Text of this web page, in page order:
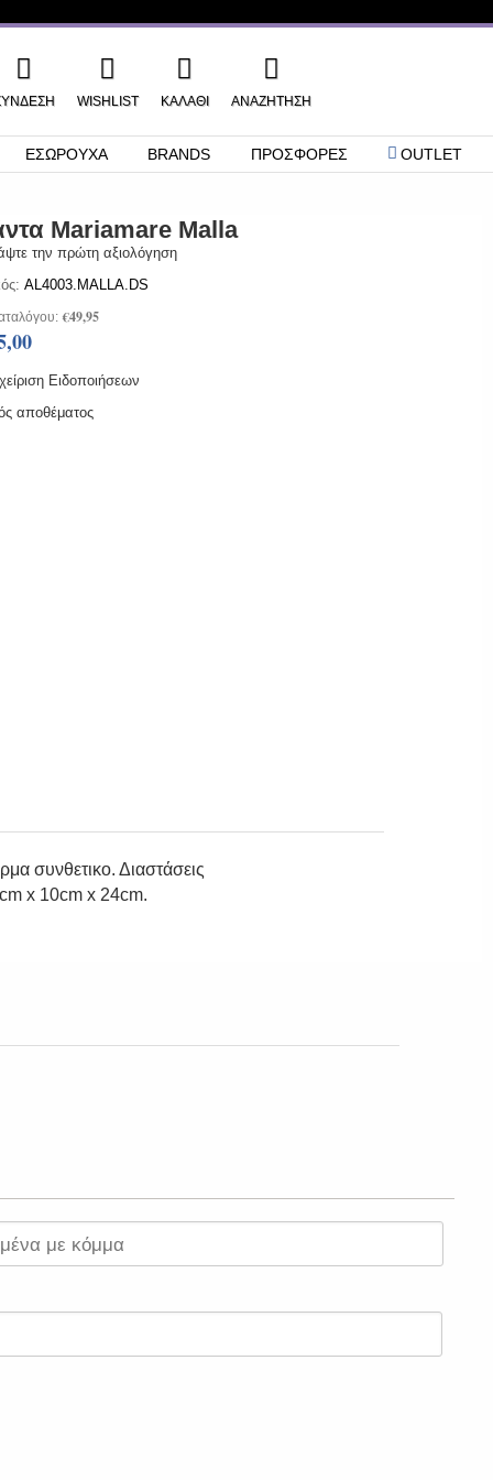
WISHLIST ΚΑΛΑΘΙ ΑΝΑΖΉΤΗΣΗ
ΕΣΩΡΟΥΧΑ BRANDS ΠΡΟΣΦΟΡΕΣ OUTLET
Mariamare Malla
την πρώτη αξιολόγηση
AL4003.MALLA.DS
€49,95
Ειδοποιήσεων
αποθέματος
συνθετικο. Διαστάσεις
x 10cm x 24cm.
με κόμμα